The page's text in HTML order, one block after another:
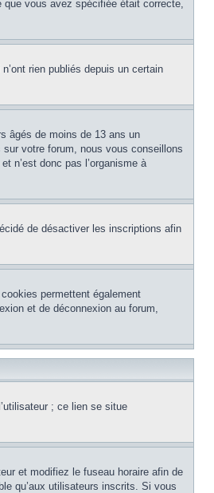
que vous avez spécifiée était correcte,
rien publiés depuis un certain
âgés de moins de 13 ans un
votre forum, nous vous conseillons
n’est donc pas l’organisme à
de désactiver les inscriptions afin
permettent également
et de déconnexion au forum,
; ce lien se situe
et modifiez le fuseau horaire afin de
qu’aux utilisateurs inscrits. Si vous